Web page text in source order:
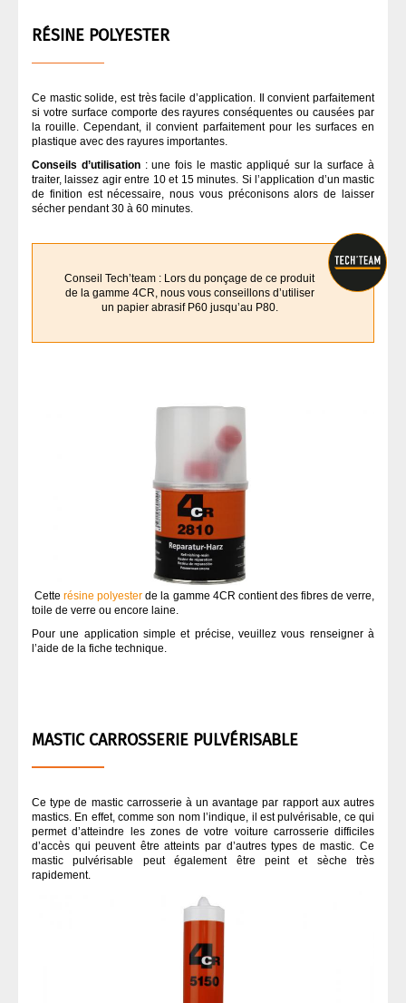
RÉSINE POLYESTER
Ce mastic solide, est très facile d’application. Il convient parfaitement
si votre surface comporte des rayures conséquentes ou causées par
la rouille. Cependant, il convient parfaitement pour les surfaces en
plastique avec des rayures importantes.
Conseils d’utilisation: une fois le mastic appliqué sur la surface à
traiter, laissez agir entre 10 et 15 minutes. Si l’application d’un mastic
de finition est nécessaire, nous vous préconisons alors de laisser
sécher pendant 30 à 60 minutes.
Conseil Tech’team : Lors du ponçage de ce produit
de la gamme 4CR, nous vous conseillons d’utiliser
un papier abrasif P60 jusqu’au P80.
Cetterésine polyester de la gamme 4CR contient des fibres de verre,
toile de verre ou encore laine.
Pour une application simple et précise, veuillez vous renseigner à
l’aide de la fiche technique.
MASTIC CARROSSERIE PULVÉRISABLE
Ce type de mastic carrosserie à un avantage par rapport aux autres
mastics. En effet, comme son nom l’indique, il est pulvérisable, ce qui
permet d’atteindre les zones de votre voiture carrosserie difficiles
d’accès qui peuvent être atteints par d’autres types de mastic. Ce
mastic pulvérisable peut également être peint et sèche très
rapidement.